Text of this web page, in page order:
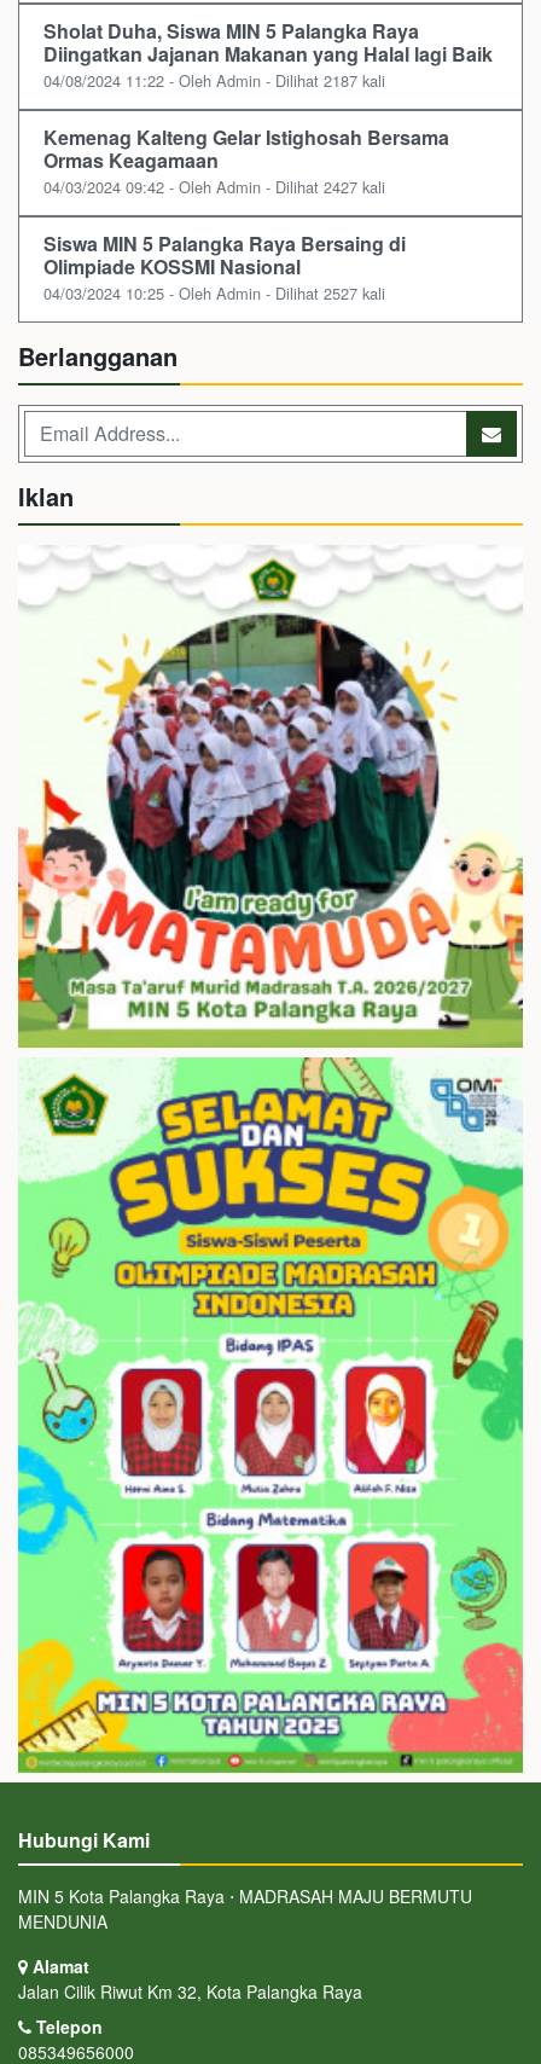
Sholat Duha, Siswa MIN 5 Palangka Raya
Diingatkan Jajanan Makanan yang Halal lagi Baik
04/08/2024 11:22 - Oleh Admin - Dilihat 2187 kali
Kemenag Kalteng Gelar Istighosah Bersama
Ormas Keagamaan
04/03/2024 09:42 - Oleh Admin - Dilihat 2427 kali
Siswa MIN 5 Palangka Raya Bersaing di
Olimpiade KOSSMI Nasional
04/03/2024 10:25 - Oleh Admin - Dilihat 2527 kali
Berlangganan
Iklan
Hubungi Kami
MIN 5 Kota Palangka Raya ⋅ MADRASAH MAJU BERMUTU
MENDUNIA
Alamat
Jalan Cilik Riwut Km 32, Kota Palangka Raya
Telepon
085349656000